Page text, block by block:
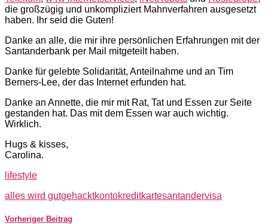
die großzügig und unkompliziert Mahnverfahren ausgesetzt
haben. Ihr seid die Guten!
Danke an alle, die mir ihre persönlichen Erfahrungen mit der
Santanderbank per Mail mitgeteilt haben.
Danke für gelebte Solidarität, Anteilnahme und an Tim
Berners-Lee, der das Internet erfunden hat.
Danke an Annette, die mir mit Rat, Tat und Essen zur Seite
gestanden hat. Das mit dem Essen war auch wichtig.
Wirklich.
Hugs & kisses,
Carolina.
lifestyle
alles wird gutgehacktkontokreditkartesantandervisa
Vorheriger Beitrag